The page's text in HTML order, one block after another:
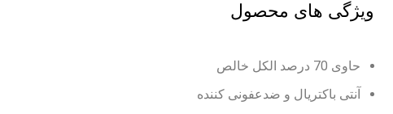
ویژگی های محصول
حاوی 70 درصد الکل خالص
آنتی باکتریال و ضدعفونی کننده